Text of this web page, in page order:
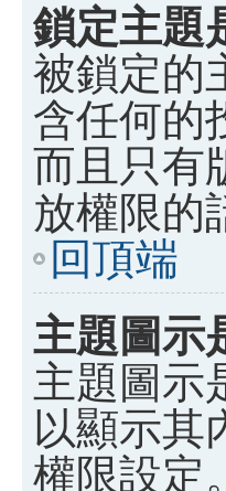
鎖定主題
被鎖定的
含任何的
而且只有
放權限的
回頂端
主題圖示
主題圖示
以顯示其
權限設定。